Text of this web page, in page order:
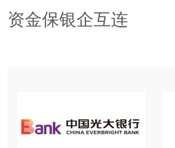
资金保银企互连